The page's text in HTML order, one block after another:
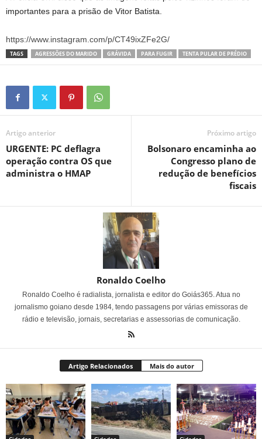
importantes para a prisão de Vitor Batista.
https://www.instagram.com/p/CT49ixZFe2G/
TAGS AGRESSÕES DO MARIDO GRÁVIDA PARA FUGIR TENTA PULAR DE PRÉDIO
Artigo anterior
URGENTE: PC deflagra
operação contra OS que
administra o HMAP
Próximo artigo
Bolsonaro encaminha ao
Congresso plano de
redução de benefícios
fiscais
Ronaldo Coelho
Ronaldo Coelho é radialista, jornalista e editor do Goiás365. Atua no
jornalismo goiano desde 1984, tendo passagens por várias emissoras de
rádio e televisão, jornais, secretarias e assessorias de comunicação.
Artigo Relacionados Mais do autor